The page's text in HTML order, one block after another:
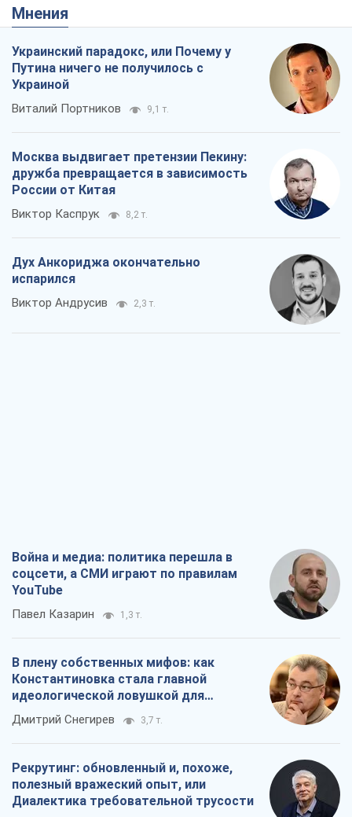
Мнения
Украинский парадокс, или Почему у
Путина ничего не получилось с
Украиной
Виталий Портников 9,1 т.
Москва выдвигает претензии Пекину:
дружба превращается в зависимость
России от Китая
Виктор Каспрук 8,2 т.
Дух Анкориджа окончательно
испарился
Виктор Андрусив 2,3 т.
Война и медиа: политика перешла в
соцсети, а СМИ играют по правилам
YouTube
Павел Казарин 1,3 т.
В плену собственных мифов: как
Константиновка стала главной
идеологической ловушкой для
российских оккупантов
Дмитрий Снегирев 3,7 т.
Рекрутинг: обновленный и, похоже,
полезный вражеский опыт, или
Диалектика требовательной трусости